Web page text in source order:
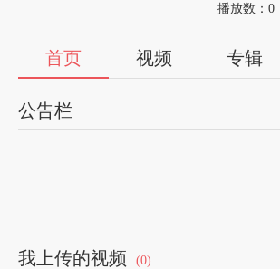
播放数： 0
首页 视频 专辑
公告栏
我上传的视频 (0)